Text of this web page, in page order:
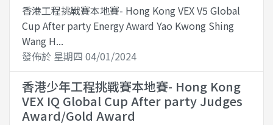
香港工程挑戰賽本地賽- Hong Kong VEX V5 Global
Cup After party Energy Award Yao Kwong Shing
Wang H...
發佈於 星期四 04/01/2024
香港少年工程挑戰賽本地賽- Hong Kong
VEX IQ Global Cup After party Judges
Award/Gold Award